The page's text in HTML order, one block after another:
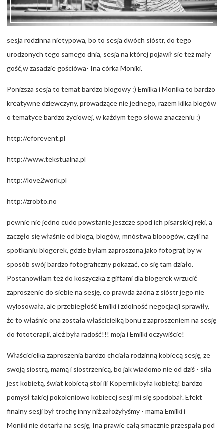
sesja rodzinna nietypowa, bo to sesja dwóch sióstr, do tego
urodzonych tego samego dnia, sesja na której pojawił sie też mały
gość,w zasadzie gościówa- Ina córka Moniki.
Ponizsza sesja to temat bardzo blogowy :) Emilka i Monika to bardzo
kreatywne dziewczyny, prowadzące nie jednego, razem kilka blogów
o tematyce bardzo życiowej, w każdym tego słowa znaczeniu :)
http://eforevent.pl
http://www.tekstualna.pl
http://love2work.pl
http://zrobto.no
pewnie nie jedno cudo powstanie jeszcze spod ich pisarskiej ręki, a
zaczęło się właśnie od bloga, blogów, mnóstwa blooogów, czyli na
spotkaniu blogerek, gdzie byłam zaproszona jako fotograf, by w
sposób swój bardzo fotograficzny pokazać, co się tam działo.
Postanowiłam też do koszyczka z giftami dla blogerek wrzucić
zaproszenie do siebie na sesję, co prawda żadna z sióstr jego nie
wylosowała, ale przebiegłość Emilki i zdolność negocjacji sprawiły,
że to właśnie ona została właścicielką bonu z zaproszeniem na sesję
do fototerapii, ależ była radość!!! moja i Emilki oczywiście!
Właścicielka zaproszenia bardzo chciała rodzinną kobiecą sesję, ze
swoją siostrą, mamą i siostrzenicą, bo jak wiadomo nie od dziś - siła
jest kobietą, świat kobietą stoi iii Kopernik była kobietą! bardzo
pomysł takiej pokoleniowo kobiecej sesji mi się spodobał. Efekt
finalny sesji był trochę inny niż założyłyśmy - mama Emilki i
Moniki nie dotarła na sesję, Ina prawie całą smacznie przespała pod